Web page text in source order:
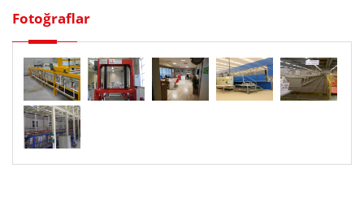
Fotoğraflar